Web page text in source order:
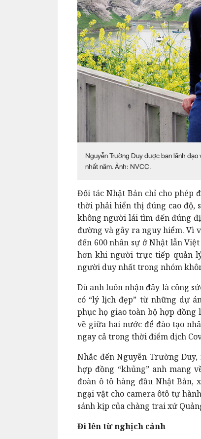
Nguyễn Trường Duy được ban lãnh đạo
nhất năm. Ảnh: NVCC.
Đối tác Nhật Bản chỉ cho phép
thời phải hiển thị đúng cao độ,
không người lái tìm đến đúng
đường và gây ra nguy hiểm. Vì
đến 600 nhân sự ở Nhật lẫn
hơn khi người trực tiếp quản
người duy nhất trong nhóm
Dù anh luôn nhận đây là công
có “lý lịch đẹp” từ những dự
phục họ giao toàn bộ hợp
về giữa hai nước để đào tạo
ngay cả trong thời điểm dịch
Nhắc đến Nguyễn Trường
hợp đồng “khủng” anh mang
đoàn ô tô hàng đầu Nhật
ngại vật cho camera ôtô tự
sánh kịp của chàng trai xứ
Đi lên từ nghịch cảnh